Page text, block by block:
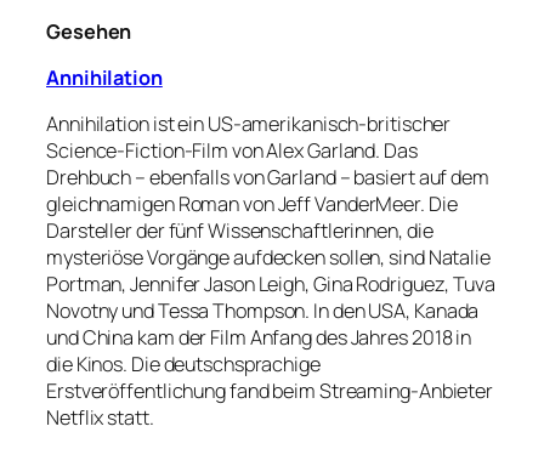
Gesehen
Annihilation
Annihilation ist ein US-amerikanisch-britischer
Science-Fiction-Film von Alex Garland. Das
Drehbuch – ebenfalls von Garland – basiert auf dem
gleichnamigen Roman von Jeff VanderMeer. Die
Darsteller der fünf Wissenschaftlerinnen, die
mysteriöse Vorgänge aufdecken sollen, sind Natalie
Portman, Jennifer Jason Leigh, Gina Rodriguez, Tuva
Novotny und Tessa Thompson. In den USA, Kanada
und China kam der Film Anfang des Jahres 2018 in
die Kinos. Die deutschsprachige
Erstveröffentlichung fand beim Streaming-Anbieter
Netflix statt.